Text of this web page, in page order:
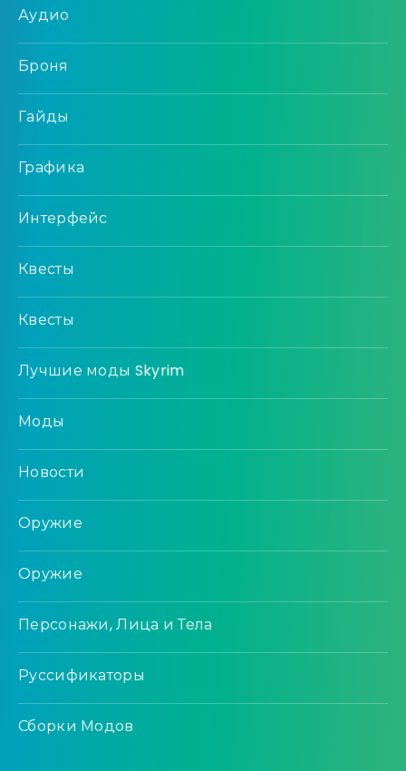
Аудио
Броня
Гайды
Графика
Интерфейс
Квесты
Квесты
Лучшие моды Skyrim
Моды
Новости
Оружие
Оружие
Персонажи, Лица и Тела
Руссификаторы
Сборки Модов